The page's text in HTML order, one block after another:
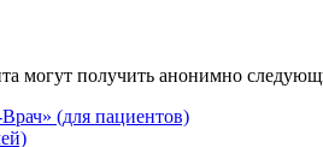
могут получить анонимно
(для пациентов)